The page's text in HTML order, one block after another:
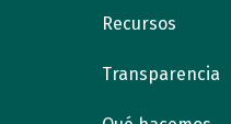
Recursos
Transparencia